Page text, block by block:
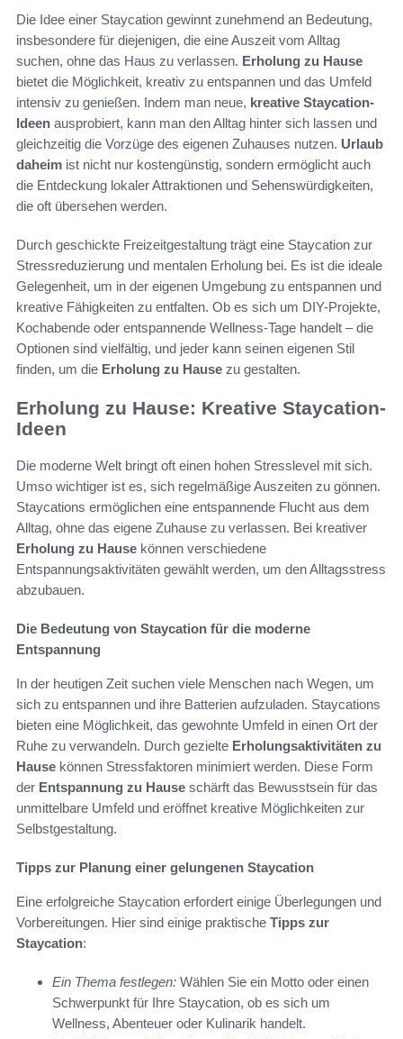
Die Idee einer Staycation gewinnt zunehmend an Bedeutung,
insbesondere für diejenigen, die eine Auszeit vom Alltag
suchen, ohne das Haus zu verlassen. Erholung zu Hause
bietet die Möglichkeit, kreativ zu entspannen und das Umfeld
intensiv zu genießen. Indem man neue, kreative Staycation-
Ideen ausprobiert, kann man den Alltag hinter sich lassen und
gleichzeitig die Vorzüge des eigenen Zuhauses nutzen. Urlaub
daheim ist nicht nur kostengünstig, sondern ermöglicht auch
die Entdeckung lokaler Attraktionen und Sehenswürdigkeiten,
die oft übersehen werden.
Durch geschickte Freizeitgestaltung trägt eine Staycation zur
Stressreduzierung und mentalen Erholung bei. Es ist die ideale
Gelegenheit, um in der eigenen Umgebung zu entspannen und
kreative Fähigkeiten zu entfalten. Ob es sich um DIY-Projekte,
Kochabende oder entspannende Wellness-Tage handelt – die
Optionen sind vielfältig, und jeder kann seinen eigenen Stil
finden, um die Erholung zu Hause zu gestalten.
Erholung zu Hause: Kreative Staycation-
Ideen
Die moderne Welt bringt oft einen hohen Stresslevel mit sich.
Umso wichtiger ist es, sich regelmäßige Auszeiten zu gönnen.
Staycations ermöglichen eine entspannende Flucht aus dem
Alltag, ohne das eigene Zuhause zu verlassen. Bei kreativer
Erholung zu Hause können verschiedene
Entspannungsaktivitäten gewählt werden, um den Alltagsstress
abzubauen.
Die Bedeutung von Staycation für die moderne
Entspannung
In der heutigen Zeit suchen viele Menschen nach Wegen, um
sich zu entspannen und ihre Batterien aufzuladen. Staycations
bieten eine Möglichkeit, das gewohnte Umfeld in einen Ort der
Ruhe zu verwandeln. Durch gezielte Erholungsaktivitäten zu
Hause können Stressfaktoren minimiert werden. Diese Form
der Entspannung zu Hause schärft das Bewusstsein für das
unmittelbare Umfeld und eröffnet kreative Möglichkeiten zur
Selbstgestaltung.
Tipps zur Planung einer gelungenen Staycation
Eine erfolgreiche Staycation erfordert einige Überlegungen und
Vorbereitungen. Hier sind einige praktische Tipps zur
Staycation:
Ein Thema festlegen: Wählen Sie ein Motto oder einen
Schwerpunkt für Ihre Staycation, ob es sich um
Wellness, Abenteuer oder Kulinarik handelt.